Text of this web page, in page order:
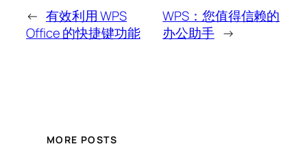
← 有效利用 WPS
Office 的快捷键功能
WPS：您值得信赖的
办公助手 →
MORE POSTS